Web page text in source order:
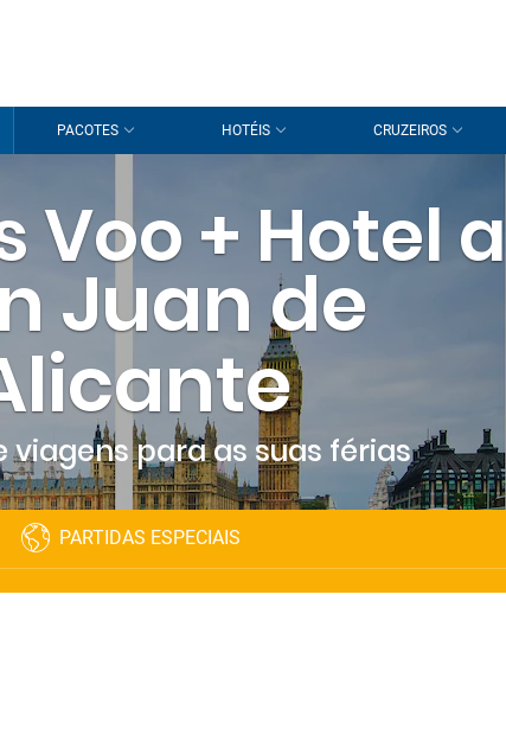
PACOTES HOTÉIS CRUZEIROS
Voo + Hotel a
Juan de
viagens para as suas férias
PARTIDAS ESPECIAIS